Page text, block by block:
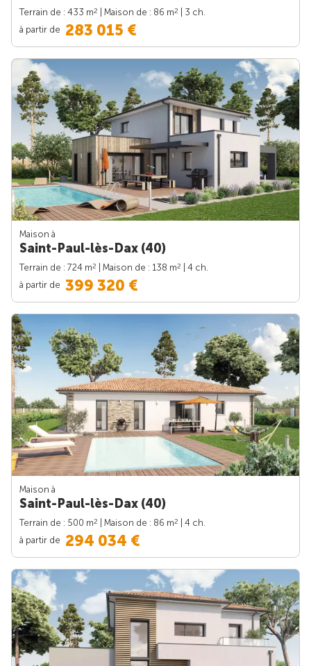
Terrain de : 433 m2 | Maison de : 86 m2
| 3 ch.
à partir de 283 015 €
Maison à
Saint-Paul-lès-Dax (40)
Terrain de : 724 m2 | Maison de : 138 m2
| 4 ch.
à partir de 399 320 €
Maison à
Saint-Paul-lès-Dax (40)
Terrain de : 500 m2 | Maison de : 86 m2
| 4 ch.
à partir de 294 034 €